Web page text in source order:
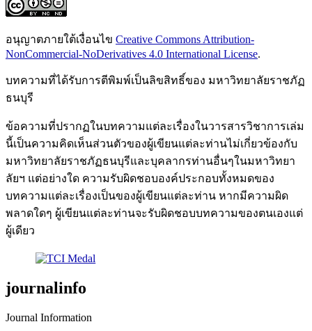
อนุญาตภายใต้เงื่อนไข Creative Commons Attribution-
NonCommercial-NoDerivatives 4.0 International License.
บทความที่ได้รับการตีพิมพ์เป็นลิขสิทธิ์ของ มหาวิทยาลัยราชภัฏ
ธนบุรี
ข้อความที่ปรากฏในบทความแต่ละเรื่องในวารสารวิชาการเล่ม
นี้เป็นความคิดเห็นส่วนตัวของผู้เขียนแต่ละท่านไม่เกี่ยวข้องกับ
มหาวิทยาลัยราชภัฏธนบุรีและบุคลากรท่านอื่นๆในมหาวิทยา
ลัยฯ แต่อย่างใด ความรับผิดชอบองค์ประกอบทั้งหมดของ
บทความแต่ละเรื่องเป็นของผู้เขียนแต่ละท่าน หากมีความผิด
พลาดใดๆ ผู้เขียนแต่ละท่านจะรับผิดชอบบทความของตนเองแต่
ผู้เดียว
journalinfo
Journal Information